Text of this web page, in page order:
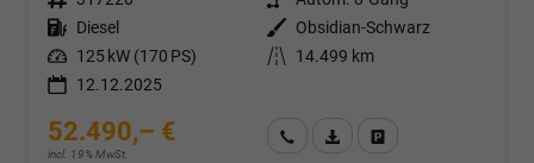
Kraftstoff Diesel Außenfarbe
Obsidian-Schwarz
Leistung 125 kW (170 PS) Kilometerstand
14.499 km
12.12.2025
52.490,– €
incl. 19% MwSt.
Wir rufen Sie anFahrzeugexposé (PDF)